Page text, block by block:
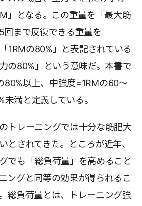
」となる。この重量を「最大筋
回まで反復できる重量を
1RMの80%」と表記されている
の80%」という意味だ。本書で
80%以上、中強度=1RMの60～
満と定義している。
トレーニングでは十分な筋肥大
とされてきた。ところが近年、
でも「総負荷量」を高めること
ングと同等の効果が得られるこ
総負荷量とは、トレーニング強